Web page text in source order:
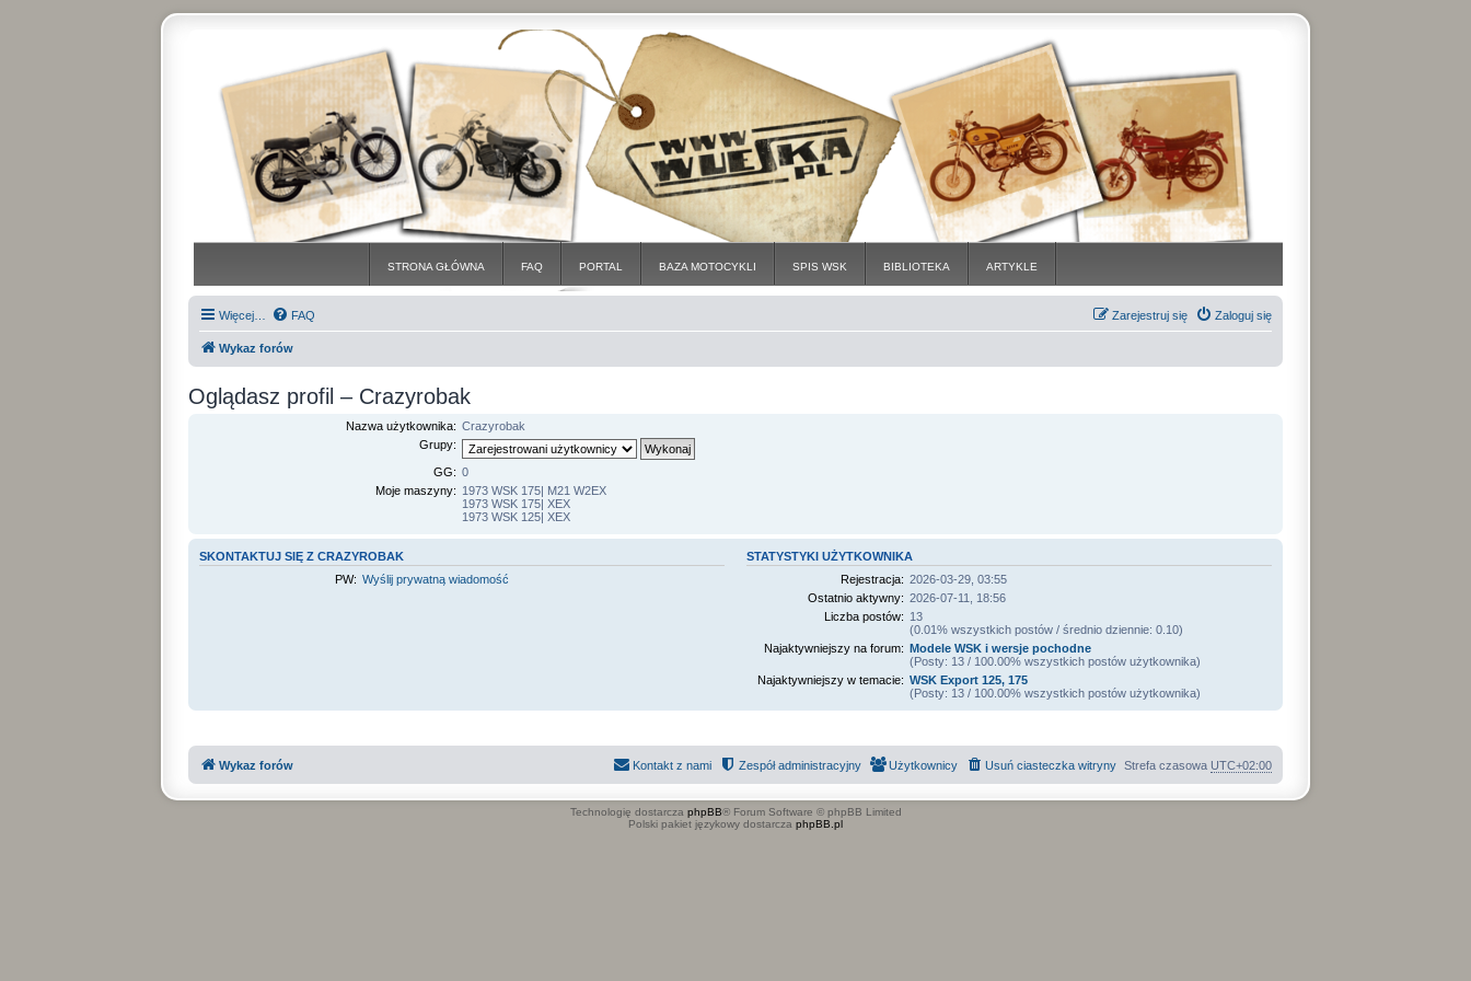
STRONA GŁÓWNA FAQ PORTAL BAZA MOTOCYKLI SPIS WSK BIBLIOTEKA ARTYKLE
Więcej… FAQ Zaloguj się
Zarejestruj się
Wykaz forów
Oglądasz profil – Crazyrobak
Nazwa użytkownika: Crazyrobak
Grupy:
GG: 0
Moje maszyny: 1973 WSK 175| M21 W2EX
1973 WSK 175| XEX
1973 WSK 125| XEX
SKONTAKTUJ SIĘ Z CRAZYROBAK
PW: Wyślij prywatną wiadomość
STATYSTYKI UŻYTKOWNIKA
Rejestracja: 2026-03-29, 03:55
Ostatnio aktywny: 2026-07-11, 18:56
Liczba postów: 13
(0.01% wszystkich postów / średnio dziennie: 0.10)
Najaktywniejszy na forum: Modele WSK i wersje pochodne
(Posty: 13 / 100.00% wszystkich postów użytkownika)
Najaktywniejszy w temacie: WSK Export 125, 175
(Posty: 13 / 100.00% wszystkich postów użytkownika)
Wykaz forów Strefa czasowa UTC+02:00
Usuń ciasteczka witryny
Użytkownicy
Zespół administracyjny
Kontakt z nami
Technologię dostarcza phpBB® Forum Software © phpBB Limited
Polski pakiet językowy dostarcza phpBB.pl